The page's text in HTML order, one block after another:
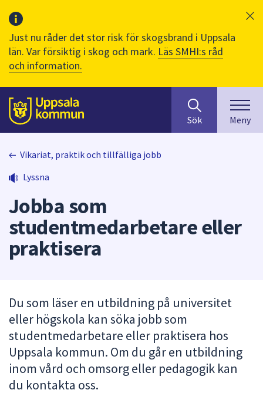
Just nu råder det stor risk för skogsbrand i Uppsala
län. Var försiktig i skog och mark. Läs SMHI:s råd
och information.
Till sidans
huvudinnehåll
efter
innehåll
på
sökfältet
under
fältet.
Använd
piltangenterna
för
att
Sök Meny
Vikariat, praktik och tillfälliga jobb
Lyssna
Jobba som
studentmedarbetare eller
praktisera
Du som läser en utbildning på universitet
eller högskola kan söka jobb som
studentmedarbetare eller praktisera hos
Uppsala kommun. Om du går en utbildning
inom vård och omsorg eller pedagogik kan
du kontakta oss.